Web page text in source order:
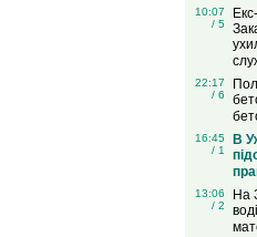
10:07
/ 5
22:17
/ 6
16:45
/ 1
В
13:06
/ 2
На